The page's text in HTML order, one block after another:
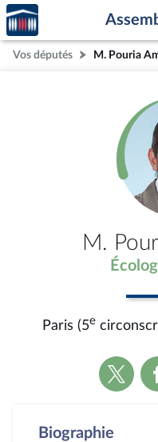
Aller au contenu
Aller en bas de la page
Accèder
à la
page
d'accueil
Vos députés
M.
Paris (5e
Voir
la
Biographie